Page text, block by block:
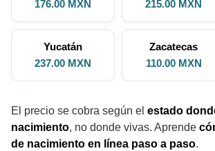
176.00 MXN 215.00 MXN
Yucatán
237.00 MXN
Zacatecas
110.00 MXN
El precio se cobra según el estado
nacimiento, no donde vivas. Aprende
de nacimiento en línea paso a paso.